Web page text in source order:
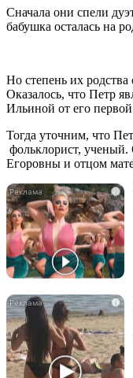
Сначала они спели
бабушка осталась на
Но степень их родства
Оказалось, что Петр
Ильиной от его
Тогда уточним, что
фольклорист,
Егоровны и отцом
i
i